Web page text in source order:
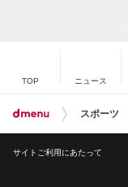
TOP ニュース
スポーツ
サイトご利用にあたって